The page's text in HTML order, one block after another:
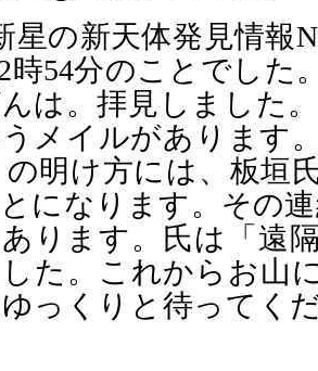
星の新天体発見情報
時54分のことでした
んは。拝見しました
メイルがあります
の明け方には、板垣
になります。その
ります。氏は「遠
た。これからお山
っくりと待ってく